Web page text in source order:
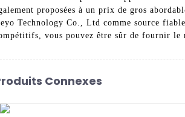
proposées à un prix de gros
Technology Co., Ltd comme source
vous pouvez être sûr de fournir le
Connexes